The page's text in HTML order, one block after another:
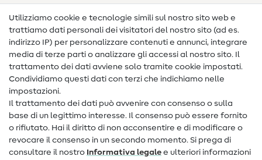
Nähanleitungen
Assistenza e contatto
Contatto
Informazioni sul nuovo proprietario
FAQ
Diritto di recesso
Popolare
Utilizziamo cookie e tecnologie simili sul nostro sito web e
trattiamo dati personali dei visitatori del nostro sito (ad es.
indirizzo IP) per personalizzare contenuti e annunci, integrare
media di terze parti o analizzare gli accessi al nostro sito. Il
trattamento dei dati avviene solo tramite cookie impostati.
Condividiamo questi dati con terzi che indichiamo nelle
impostazioni.
Il trattamento dei dati può avvenire con consenso o sulla
base di un legittimo interesse. Il consenso può essere fornito
o rifiutato. Hai il diritto di non acconsentire e di modificare o
revocare il consenso in un secondo momento. Si prega di
consultare il nostro Informativa legale e ulteriori informazioni